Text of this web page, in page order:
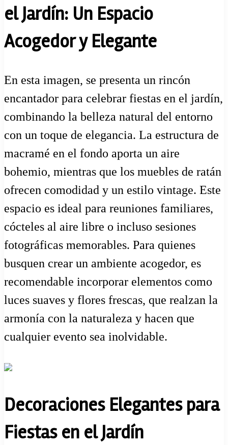
el Jardín: Un Espacio
Acogedor y Elegante
En esta imagen, se presenta un rincón
encantador para celebrar fiestas en el jardín,
combinando la belleza natural del entorno
con un toque de elegancia. La estructura de
macramé en el fondo aporta un aire
bohemio, mientras que los muebles de ratán
ofrecen comodidad y un estilo vintage. Este
espacio es ideal para reuniones familiares,
cócteles al aire libre o incluso sesiones
fotográficas memorables. Para quienes
busquen crear un ambiente acogedor, es
recomendable incorporar elementos como
luces suaves y flores frescas, que realzan la
armonía con la naturaleza y hacen que
cualquier evento sea inolvidable.
Decoraciones Elegantes para
Fiestas en el Jardín